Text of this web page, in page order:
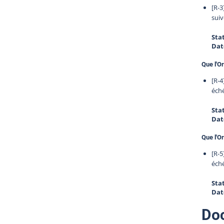
[R-
Que
[R-
Que
[R-